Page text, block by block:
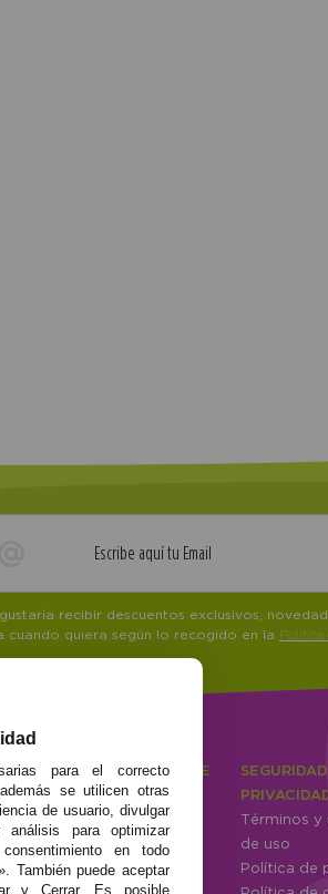
recibir descuentos exclusivos,
cuando quiera según lo recogido en la
ATENCIÓN AL CLIENTE
Envíos y devoluciones
Formas de pago
Preguntas Frecuentes
Contacto
Términos y
de uso
Política de
para el correcto
se utilicen otras
de usuario, divulgar
análisis para optimizar
en todo
También puede aceptar
y Cerrar. Es posible